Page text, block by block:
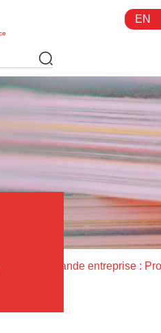
EN